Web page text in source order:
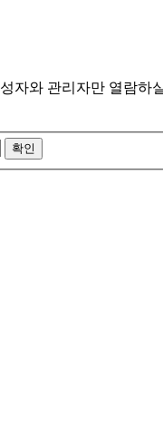
자와 관리자만 열람하